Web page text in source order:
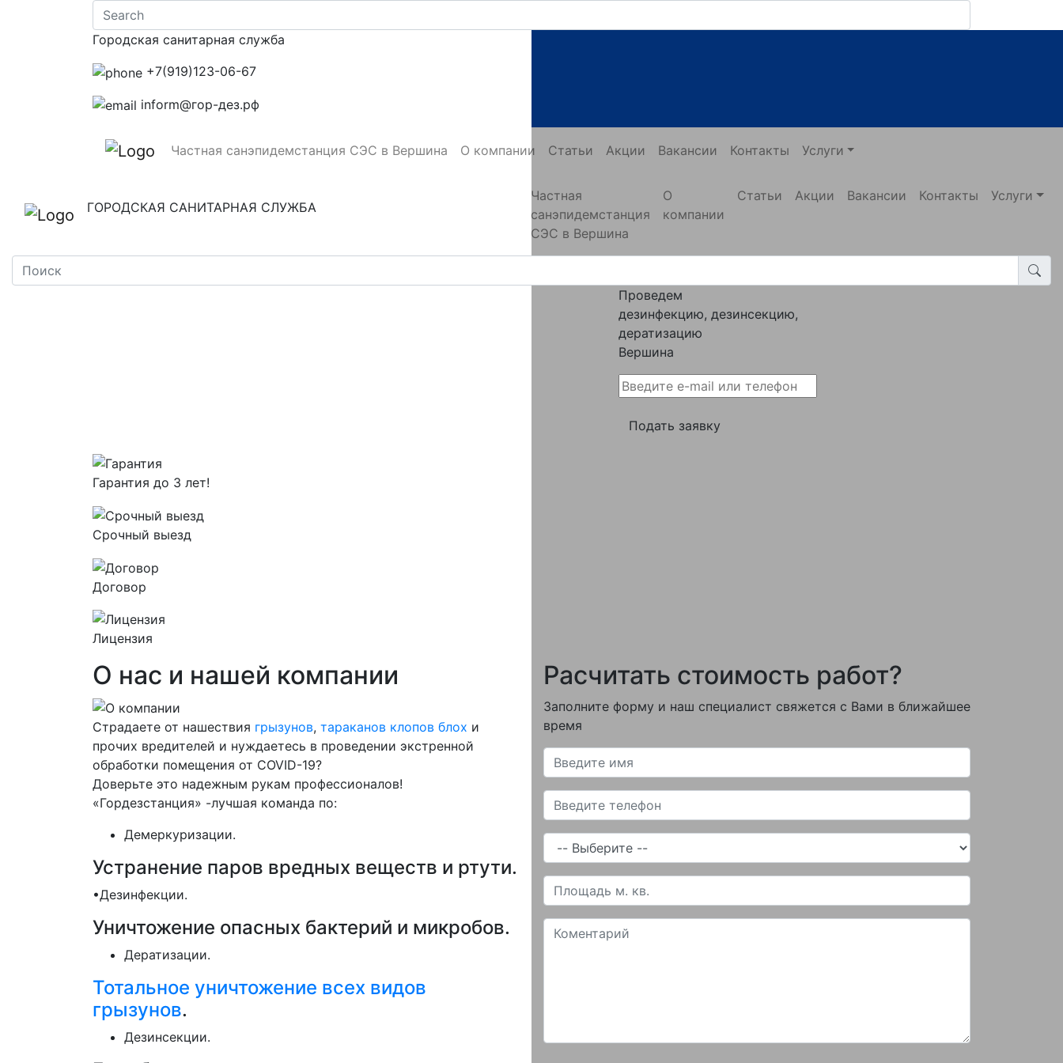
Городская санитарная служба
+7(919)123-06-67‬
inform@гор-дез.рф
Частная санэпидемстанция СЭС в Вершина О компании Статьи Акции Вакансии Контакты Услуги
ГОРОДСКАЯ САНИТАРНАЯ СЛУЖБА
Частная
санэпидемстанция
СЭС в Вершина
О
компании
Статьи Акции Вакансии Контакты Услуги
Проведем
дезинфекцию, дезинсекцию,
дератизацию
Вершина
Подать заявку
Гарантия до 3 лет!
Срочный выезд
Договор
Лицензия
О нас и нашей компании
Страдаете от нашествия грызунов, тараканов клопов блох и
прочих вредителей и нуждаетесь в проведении экстренной
обработки помещения от COVID-19?
Доверьте это надежным рукам профессионалов!
«Гордезстанция» -лучшая команда по:
Демеркуризации.
Устранение паров вредных веществ и ртути.
•Дезинфекции.
Уничтожение опасных бактерий и микробов.
Дератизации.
Тотальное уничтожение всех видов
грызунов.
Дезинсекции.
Расчитать стоимость работ?
Заполните форму и наш специалист свяжется с Вами в ближайшее
время